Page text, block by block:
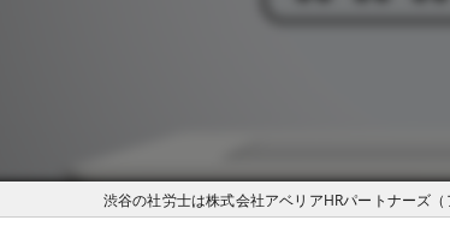
渋谷の社労士は株式会社アベリアHRパートナーズ